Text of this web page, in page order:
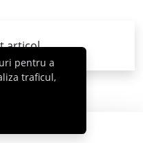
articol...
Cabral.ro
pentru a
traficul,